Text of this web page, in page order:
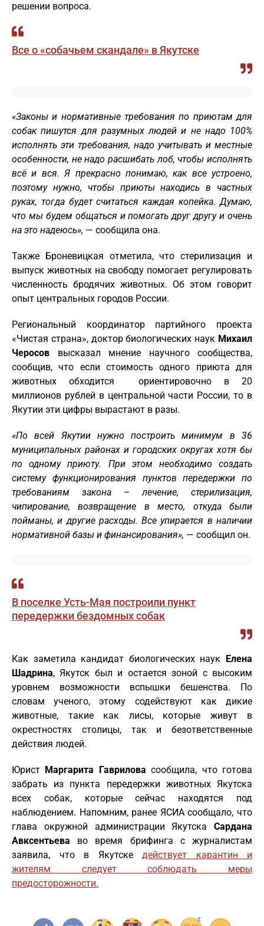
решении вопроса.
Все о «собачьем скандале» в Якутске
«Законы и нормативные требования по приютам для
собак пишутся для разумных людей и не надо 100%
исполнять эти требования, надо учитывать и местные
особенности, не надо расшибать лоб, чтобы исполнять
всё и вся. Я прекрасно понимаю, как все устроено,
поэтому нужно, чтобы приюты находись в частных
руках, тогда будет считаться каждая копейка. Думаю,
что мы будем общаться и помогать друг другу и очень
на это надеюсь», — сообщила она.
Также Броневицкая отметила, что стерилизация и
выпуск животных на свободу помогает регулировать
численность бродячих животных. Об этом говорит
опыт центральных городов России.
Региональный координатор партийного проекта
«Чистая страна», доктор биологических наук Михаил
Черосов высказал мнение научного сообщества,
сообщив, что если стоимость одного приюта для
животных обходится ориентировочно в 20
миллионов рублей в центральной части России, то в
Якутии эти цифры вырастают в разы.
«По всей Якутии нужно построить минимум в 36
муниципальных районах и городских округах хотя бы
по одному приюту. При этом необходимо создать
систему функционирования пунктов передержки по
требованиям закона – лечение, стерилизация,
чипирование, возвращение в место, откуда были
пойманы, и другие расходы. Все упирается в наличии
нормативной базы и финансирования», — сообщил он.
В поселке Усть-Мая построили пункт
передержки бездомных собак
Как заметила кандидат биологических наук Елена
Шадрина, Якутск был и остается зоной с высоким
уровнем возможности вспышки бешенства. По
словам ученого, этому содействуют как дикие
животные, такие как лисы, которые живут в
окрестностях столицы, так и безответственные
действия людей.
Юрист Маргарита Гавриловасообщила, что готова
забрать из пункта передержки животных Якутска
всех собак, которые сейчас находятся под
наблюдением. Напомним, ранее ЯСИА сообщало, что
глава окружной администрации Якутска Сардана
Авксентьева во время брифинга с журналистам
заявила, что в Якутске действует карантин и
жителям следует соблюдать меры
предосторожности.